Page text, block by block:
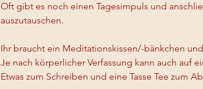
Oft gibt es noch einen Tagesimpuls und
auszutauschen.
Ihr braucht ein Meditationskissen/-bänkchen
Je nach körperlicher Verfassung kann auch auf
Etwas zum Schreiben und eine Tasse Tee zum